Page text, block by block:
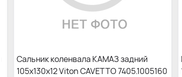
Сальник коленвала КАМАЗ задний
105х130х12 Viton CAVETTO 7405.1005160